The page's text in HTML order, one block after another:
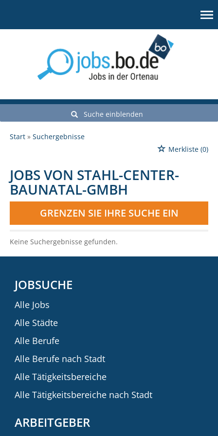
Suche einblenden
Start
Suchergebnisse
Merkliste (0)
JOBS VON STAHL-CENTER-
BAUNATAL-GMBH
GRENZEN SIE IHRE SUCHE EIN
Keine Suchergebnisse gefunden.
JOBSUCHE
Alle Jobs
Alle Städte
Alle Berufe
Alle Berufe nach Stadt
Alle Tätigkeitsbereiche
Alle Tätigkeitsbereiche nach Stadt
ARBEITGEBER